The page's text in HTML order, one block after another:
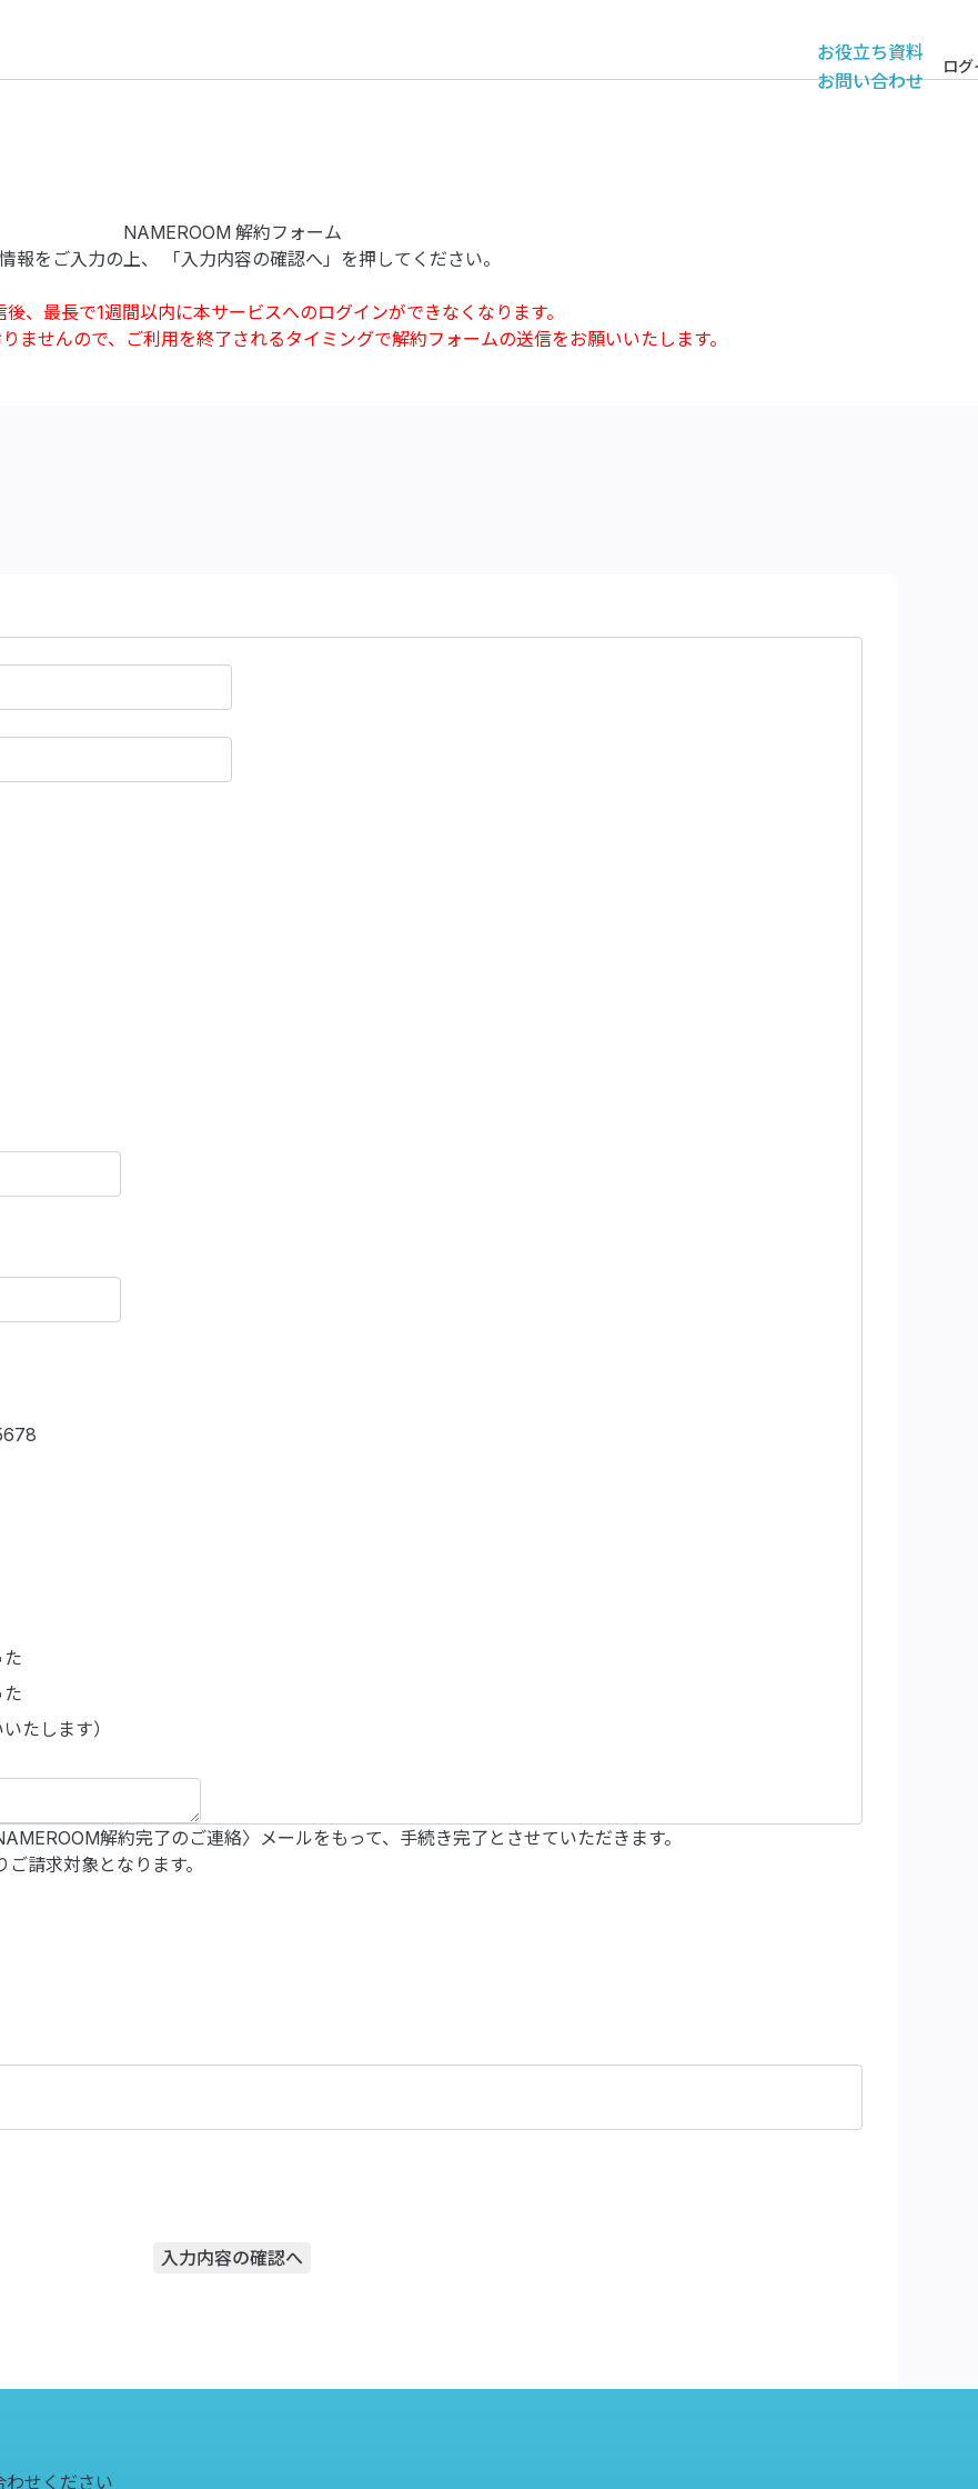
お役立ち資料
お問い合わせ
ロ
NAMEROOM 解約フォーム
報をご入力の上、
「入力内容の確認へ」を押してください。
後、最長で1週間以内に本サービスへのログインができなくなります。
ませんので、ご利用を終了されるタイミングで解約フォームの送信をお願いいたします。
たします）
解約完了のご連絡〉メールをもって、手続き完了とさせていただきます。
請求対象となります。
入力内容の確認へ
わせください